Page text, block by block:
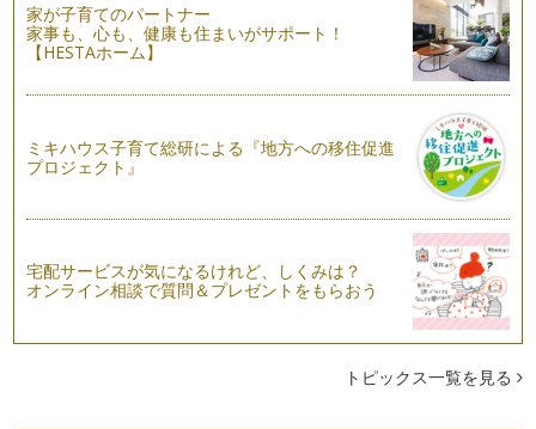
家が子育てのパートナー
家事も、心も、健康も住まいがサポート！
【HESTAホーム】
ミキハウス子育て総研による『地方への移住促進
プロジェクト』
宅配サービスが気になるけれど、しくみは？
オンライン相談で質問＆プレゼントをもらおう
トピックス一覧を見る